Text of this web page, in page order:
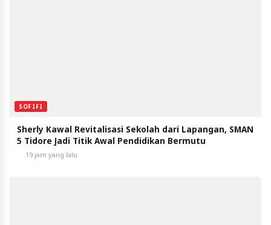
SOFIFI
Sherly Kawal Revitalisasi Sekolah dari Lapangan, SMAN
5 Tidore Jadi Titik Awal Pendidikan Bermutu
19 jam yang lalu